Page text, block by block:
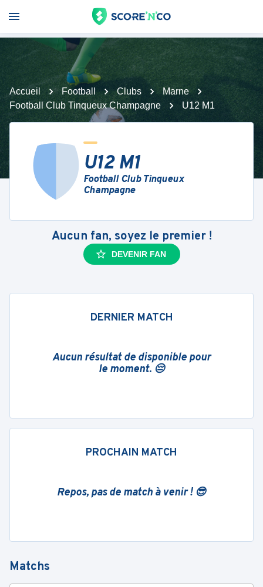
Accueil Football Clubs
Marne
Football Club Tinqueux Champagne
U12 M1
U12 M1
Football Club Tinqueux
Champagne
Aucun fan, soyez le premier !
DEVENIR FAN
DERNIER MATCH
Aucun résultat de disponible pour
le moment. 😔
PROCHAIN MATCH
Repos, pas de match à venir ! 😎
Matchs